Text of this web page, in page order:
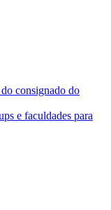
consignado do
e faculdades para